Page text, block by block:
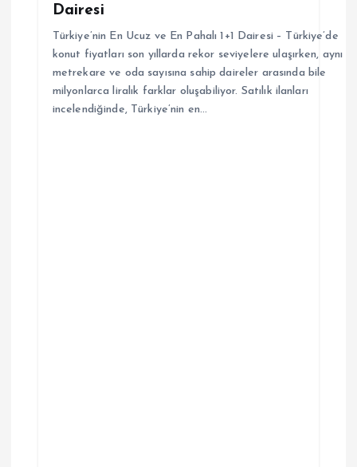
Dairesi
Türkiye’nin En Ucuz ve En Pahalı 1+1 Dairesi – Türkiye’de
konut fiyatları son yıllarda rekor seviyelere ulaşırken, aynı
metrekare ve oda sayısına sahip daireler arasında bile
milyonlarca liralık farklar oluşabiliyor. Satılık ilanları
incelendiğinde, Türkiye’nin en…